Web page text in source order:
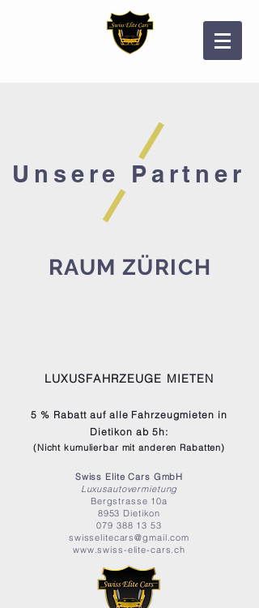
Unsere Partner
RAUM ZÜRICH
LUXUSFAHRZEUGE MIETEN
5 % Rabatt auf alle Fahrzeugmieten in
Dietikon ab 5h:
(Nicht kumulierbar mit anderen Rabatten)
Swiss Elite Cars GmbH
Luxusautovermietung
Bergstrasse 10a
8953 Dietikon
079 388 13 53
swisselitecars@gmail.com
www.swiss-elite-cars.ch